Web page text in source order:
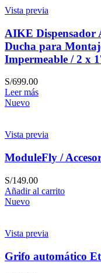
Vista previa
AIKE Dispensador
Ducha para
Impermeable / 2 x
S/699.00
Leer más
Nuevo
Vista previa
ModuleFly /
S/149.00
Añadir al carrito
Nuevo
Vista previa
Grifo automático